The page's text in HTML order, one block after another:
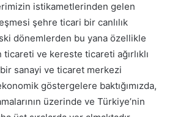
istikametlerinden gelen
şehre ticari bir canlılık
dönemlerden bu yana özellikle
ve kereste ticareti ağırlıklı
sanayi ve ticaret merkezi
göstergelere baktığımızda,
üzerinde ve Türkiye’nin